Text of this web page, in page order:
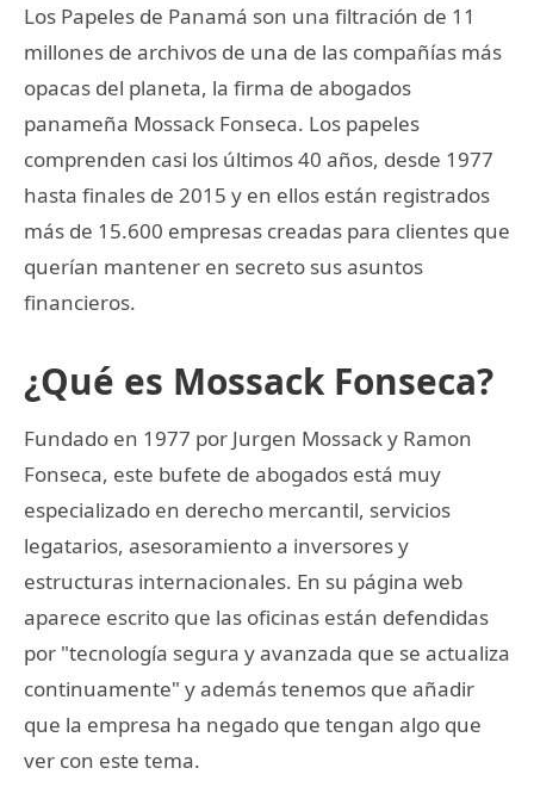
Los Papeles de Panamá son una filtración de 11
millones de archivos de una de las compañías más
opacas del planeta, la firma de abogados
panameña Mossack Fonseca. Los papeles
comprenden casi los últimos 40 años, desde 1977
hasta finales de 2015 y en ellos están registrados
más de 15.600 empresas creadas para clientes que
querían mantener en secreto sus asuntos
financieros.
¿Qué es Mossack Fonseca?
Fundado en 1977 por Jurgen Mossack y Ramon
Fonseca, este bufete de abogados está muy
especializado en derecho mercantil, servicios
legatarios, asesoramiento a inversores y
estructuras internacionales. En su página web
aparece escrito que las oficinas están defendidas
por "tecnología segura y avanzada que se actualiza
continuamente" y además tenemos que añadir
que la empresa ha negado que tengan algo que
ver con este tema.